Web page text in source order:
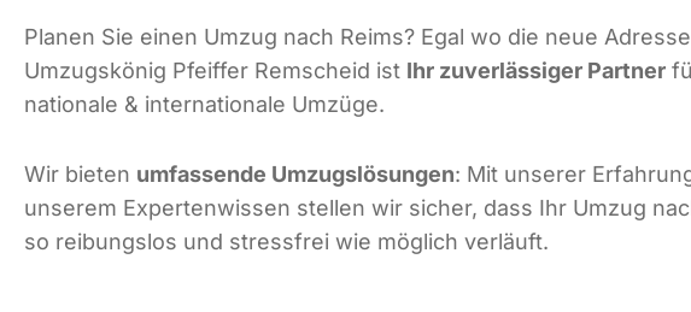
Planen Sie einen Umzug nach Reims? Egal wo die neue
Umzugskönig Pfeiffer Remscheid ist Ihr zuverlässiger Partner
nationale & internationale Umzüge.
Wir bieten umfassende Umzugslösungen: Mit unserer
unserem Expertenwissen stellen wir sicher, dass Ihr Umzug
so reibungslos und stressfrei wie möglich verläuft.